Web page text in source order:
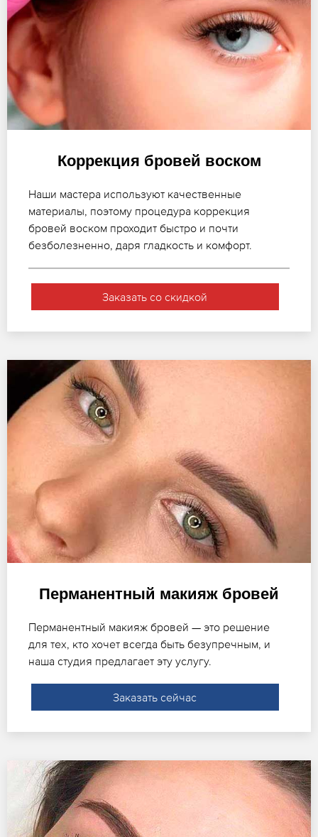
Коррекция бровей воском
Наши мастера используют качественные
материалы, поэтому процедура коррекция
бровей воском проходит быстро и почти
безболезненно, даря гладкость и комфорт.
Заказать со скидкой
Перманентный макияж бровей
Перманентный макияж бровей — это решение
для тех, кто хочет всегда быть безупречным, и
наша студия предлагает эту услугу.
Заказать сейчас